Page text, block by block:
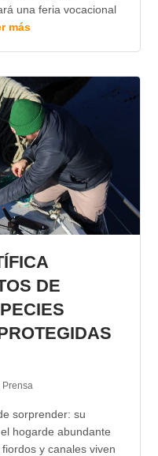
una feria vocacional
más
DE
Prensa
sorprender: su
hogarde abundante
y canales viven